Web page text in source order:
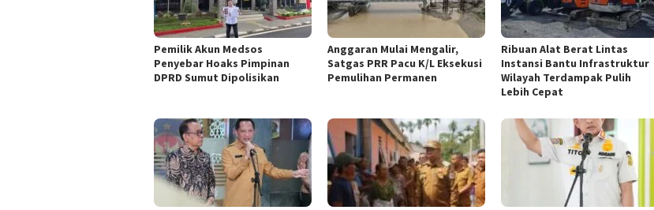
Pemilik Akun Medsos
Penyebar Hoaks Pimpinan
DPRD Sumut Dipolisikan
Anggaran Mulai Mengalir,
Satgas PRR Pacu K/L Eksekusi
Pemulihan Permanen
Ribuan Alat Berat Lintas
Instansi Bantu Infrastruktur
Wilayah Terdampak Pulih
Lebih Cepat